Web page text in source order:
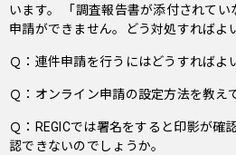
います。 「調査報告書が添付されて
申請ができません。どう対処すればよ
Ｑ：連件申請を行うにはどうすればよ
Ｑ：オンライン申請の設定方法を教え
Ｑ：REGICでは署名をすると印影が確
認できないのでしょうか。